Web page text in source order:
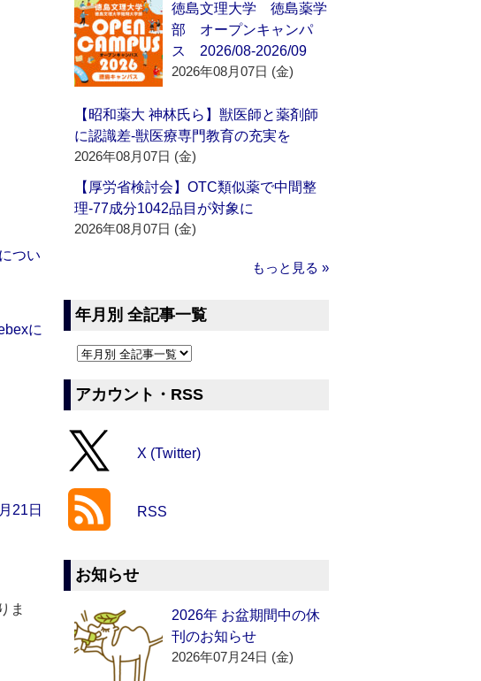
つい
に
21日
ま
徳島文理大学 徳島薬学
部 オープンキャンパ
ス 2026/08-2026/09
2026年08月07日 (金)
【昭和薬大 神林氏ら】獣医師と薬剤師
に認識差‐獣医療専門教育の充実を
2026年08月07日 (金)
【厚労省検討会】OTC類似薬で中間整
理‐77成分1042品目が対象に
2026年08月07日 (金)
もっと見る »
年月別 全記事一覧
アカウント・RSS
X (Twitter)
RSS
お知らせ
2026年 お盆期間中の休
刊のお知らせ
2026年07月24日 (金)